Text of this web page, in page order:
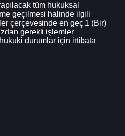
tüm hukuksal
geçilmesi halinde ilgili
çerçevesinde en geç 1 (Bir)
gerekli işlemler
durumlar için irtibata